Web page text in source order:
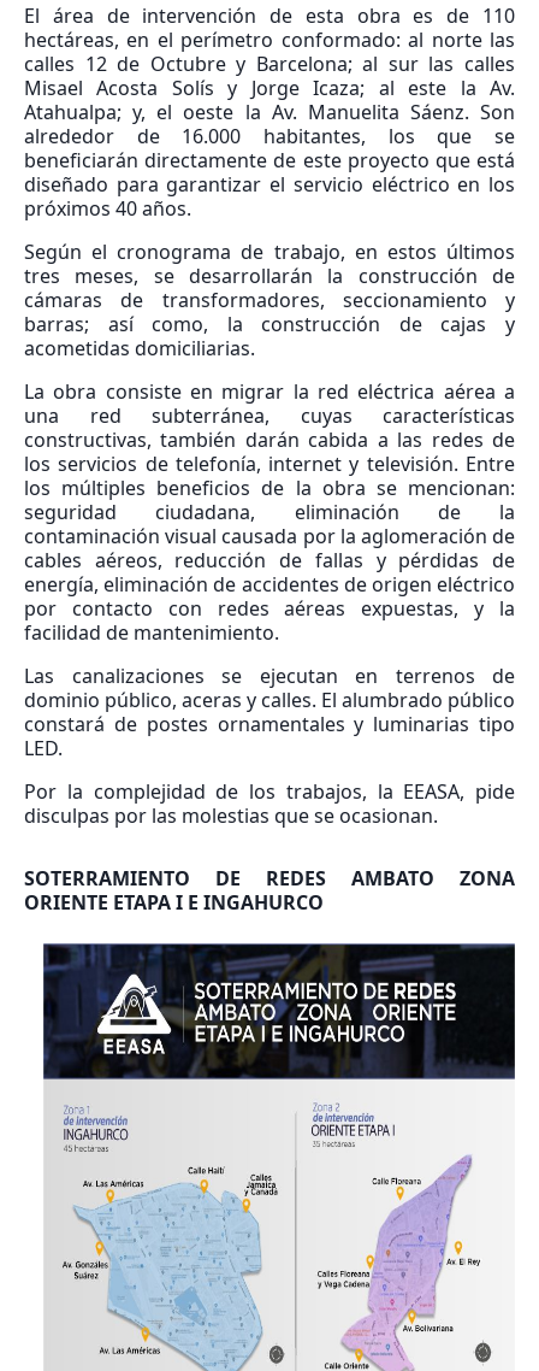
El área de intervención de esta obra es de 110
hectáreas, en el perímetro conformado: al norte las
calles 12 de Octubre y Barcelona; al sur las calles
Misael Acosta Solís y Jorge Icaza; al este la Av.
Atahualpa; y, el oeste la Av. Manuelita Sáenz. Son
alrededor de 16.000 habitantes, los que se
beneficiarán directamente de este proyecto que está
diseñado para garantizar el servicio eléctrico en los
próximos 40 años.
Según el cronograma de trabajo, en estos últimos
tres meses, se desarrollarán la construcción de
cámaras de transformadores, seccionamiento y
barras; así como, la construcción de cajas y
acometidas domiciliarias.
La obra consiste en migrar la red eléctrica aérea a
una red subterránea, cuyas características
constructivas, también darán cabida a las redes de
los servicios de telefonía, internet y televisión. Entre
los múltiples beneficios de la obra se mencionan:
seguridad ciudadana, eliminación de la
contaminación visual causada por la aglomeración de
cables aéreos, reducción de fallas y pérdidas de
energía, eliminación de accidentes de origen eléctrico
por contacto con redes aéreas expuestas, y la
facilidad de mantenimiento.
Las canalizaciones se ejecutan en terrenos de
dominio público, aceras y calles. El alumbrado público
constará de postes ornamentales y luminarias tipo
LED.
Por la complejidad de los trabajos, la EEASA, pide
disculpas por las molestias que se ocasionan.
SOTERRAMIENTO DE REDES AMBATO ZONA
ORIENTE ETAPA I E INGAHURCO